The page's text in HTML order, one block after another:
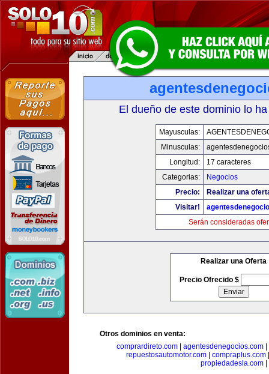
El dueño de este dominio lo
Mayusculas:
Minusculas:
Longitud:
17 caracteres
Categorias:
Negocios
Precio:
Realizar una
Visitar!
Serán consideradas
Realizar una Oferta
Precio Ofrecido $
Otros dominios en venta:
comprardireto.com| agentesdenegocios.com|
repuestosautomotor.com
compraplus.com
propiedadesla.com|